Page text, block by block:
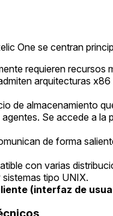
One se centran
requieren recursos
arquitecturas
de almacenamiento
Se accede a
de forma
con varias
tipo UNIX.
(interfaz de